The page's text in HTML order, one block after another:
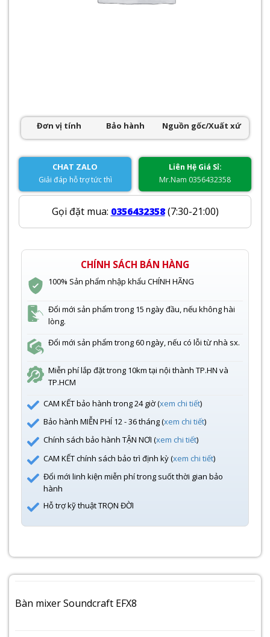
Đơn vị tính Bảo hành Nguồn gốc/Xuất xứ
CHAT ZALO
Giải đáp hỗ trợ tức thì
Liên Hệ Giá Sỉ:
Mr.Nam 0356432358
Gọi đặt mua: 0356432358(7:30-21:00)
CHÍNH SÁCH BÁN HÀNG
100% Sản phẩm nhập khẩu CHÍNH HÃNG
Đổi mới sản phẩm trong 15 ngày đầu, nếu không hài
lòng.
Đổi mới sản phẩm trong 60 ngày, nếu có lỗi từ nhà sx.
Miễn phí lắp đặt trong 10km tại nội thành TP.HN và
TP.HCM
CAM KẾT bảo hành trong 24 giờ (xem chi tiết)
Bảo hành MIỄN PHÍ 12 - 36 tháng (xem chi tiết)
Chính sách bảo hành TẬN NƠI (xem chi tiết)
CAM KẾT chính sách bảo trì định kỳ (xem chi tiết)
Đổi mới linh kiện miễn phí trong suốt thời gian bảo
hành
Hỗ trợ kỹ thuật TRỌN ĐỜI
Bàn mixer Soundcraft EFX8